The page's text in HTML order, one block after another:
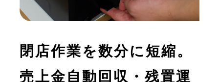
閉店作業を数分に短縮。
売上金自動回収・残置運